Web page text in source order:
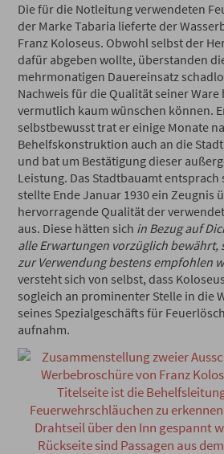
Die für die Notleitung verwendeten
der Marke Tabaria lieferte der
Franz Koloseus. Obwohl selbst der
dafür abgeben wollte, überstanden
mehrmonatigen Dauereinsatz
Nachweis für die Qualität seiner Ware
vermutlich kaum wünschen können.
selbstbewusst trat er einige Monate
Behelfskonstruktion auch an die
und bat um Bestätigung dieser
Leistung. Das Stadtbauamt entsprach
stellte Ende Januar 1930 ein Zeugnis
hervorragende Qualität der
aus. Diese hätten sich in Bezug auf
alle Erwartungen vorzüglich bewährt,
zur Verwendung bestens empfohlen
versteht sich von selbst, dass
sogleich an prominenter Stelle in die
seines Spezialgeschäfts für
aufnahm.